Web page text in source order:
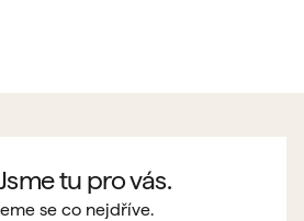
tu pro vás.
se co nejdříve.